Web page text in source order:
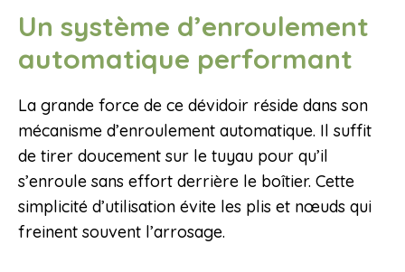
Un système d’enroulement
automatique performant
La grande force de ce dévidoir réside dans son
mécanisme d’enroulement automatique. Il suffit
de tirer doucement sur le tuyau pour qu’il
s’enroule sans effort derrière le boîtier. Cette
simplicité d’utilisation évite les plis et nœuds qui
freinent souvent l’arrosage.